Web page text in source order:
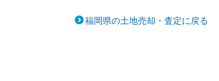
福岡県の土地売却・査定に戻る